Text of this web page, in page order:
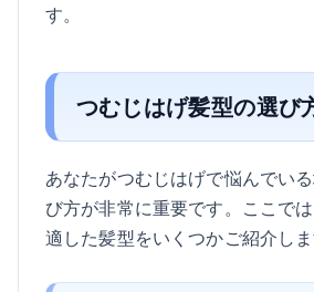
す。
つむじはげ髪型の選び
あなたがつむじはげで悩んでい
び方が非常に重要です。ここで
適した髪型をいくつかご紹介しま